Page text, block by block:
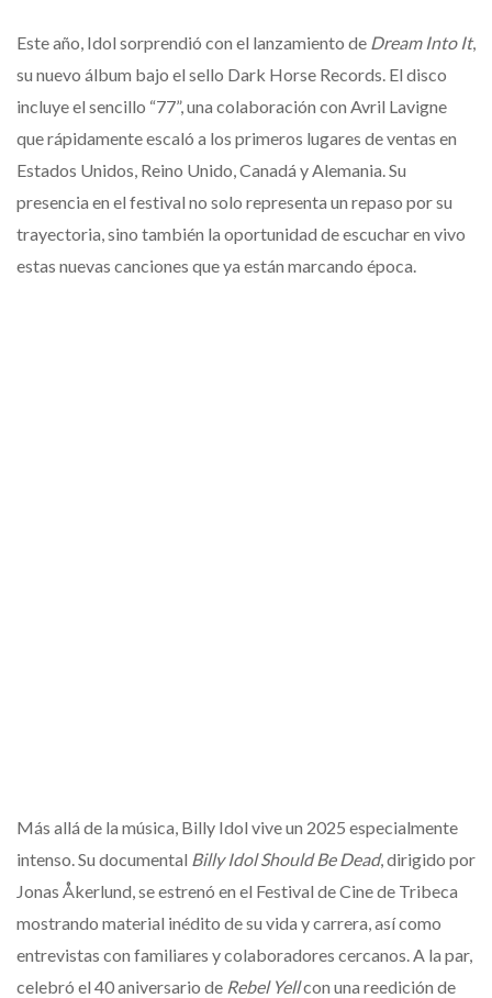
Este año, Idol sorprendió con el lanzamiento de Dream Into It,
su nuevo álbum bajo el sello Dark Horse Records. El disco
incluye el sencillo “77”, una colaboración con Avril Lavigne
que rápidamente escaló a los primeros lugares de ventas en
Estados Unidos, Reino Unido, Canadá y Alemania. Su
presencia en el festival no solo representa un repaso por su
trayectoria, sino también la oportunidad de escuchar en vivo
estas nuevas canciones que ya están marcando época.
Más allá de la música, Billy Idol vive un 2025 especialmente
intenso. Su documental Billy Idol Should Be Dead, dirigido por
Jonas Åkerlund, se estrenó en el Festival de Cine de Tribeca
mostrando material inédito de su vida y carrera, así como
entrevistas con familiares y colaboradores cercanos. A la par,
celebró el 40 aniversario de Rebel Yellcon una reedición de